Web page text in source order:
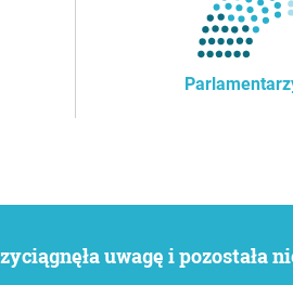
uwagę i pozostała